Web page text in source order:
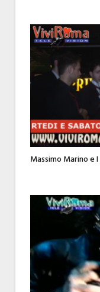
Massimo Marino e